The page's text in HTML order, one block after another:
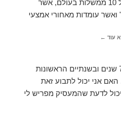
העותר שרוי "תחת מתקפה של 10 ממשלות בעולם, אשר
עומדות מאחורי אמצעי
עוד ←
שאלה: אני עובד במוסך כבר 7 שנים ובשנתיים הראשונות
אני יכול לתבוע זאת
לדעת שהמעסיק מפריש לי